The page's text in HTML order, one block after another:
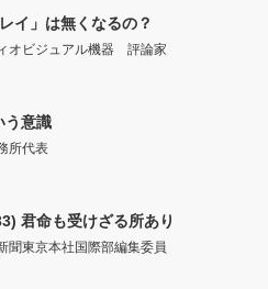
イ」は無くなるの？
オビジュアル機器 評論家
意識
所代表
君命も受けざる所あり
聞東京本社国際部編集委員